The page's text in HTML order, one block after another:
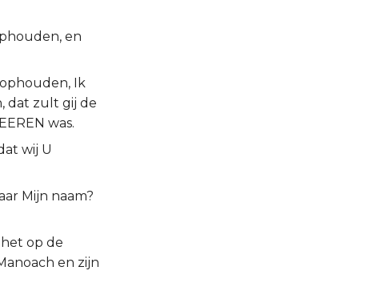
en
Ik
dat zult gij de
was.
wij U
Mijn naam?
op de
en zijn